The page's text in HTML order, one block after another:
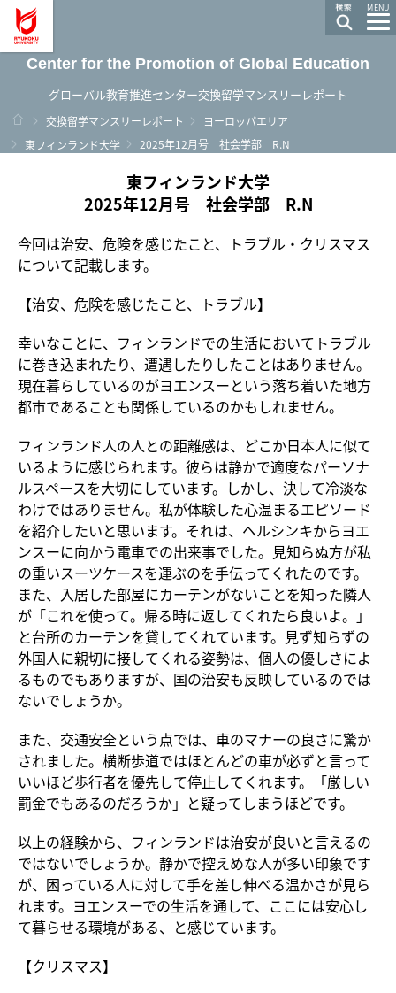
MENU
Center for the Promotion of Global Education
グローバル教育推進センター交換留学マンスリーレポート
ホーム
交換留学マンスリーレポート
ヨーロッパエリア
東フィンランド大学
2025年12月号 社会学部 R.N
東フィンランド大学
2025年12月号 社会学部 R.N
今回は治安、危険を感じたこと、トラブル・クリスマス
について記載します。
【治安、危険を感じたこと、トラブル】
幸いなことに、フィンランドでの生活においてトラブル
に巻き込まれたり、遭遇したりしたことはありません。
現在暮らしているのがヨエンスーという落ち着いた地方
都市であることも関係しているのかもしれません。
フィンランド人の人との距離感は、どこか日本人に似て
いるように感じられます。彼らは静かで適度なパーソナ
ルスペースを大切にしています。しかし、決して冷淡な
わけではありません。私が体験した心温まるエピソード
を紹介したいと思います。それは、ヘルシンキからヨエ
ンスーに向かう電車での出来事でした。見知らぬ方が私
の重いスーツケースを運ぶのを手伝ってくれたのです。
また、入居した部屋にカーテンがないことを知った隣人
が「これを使って。帰る時に返してくれたら良いよ。」
と台所のカーテンを貸してくれています。見ず知らずの
外国人に親切に接してくれる姿勢は、個人の優しさによ
るものでもありますが、国の治安も反映しているのでは
ないでしょうか。
また、交通安全という点では、車のマナーの良さに驚か
されました。横断歩道ではほとんどの車が必ずと言って
いいほど歩行者を優先して停止してくれます。「厳しい
罰金でもあるのだろうか」と疑ってしまうほどです。
以上の経験から、フィンランドは治安が良いと言えるの
ではないでしょうか。静かで控えめな人が多い印象です
が、困っている人に対して手を差し伸べる温かさが見ら
れます。ヨエンスーでの生活を通して、ここには安心し
て暮らせる環境がある、と感じています。
【クリスマス】